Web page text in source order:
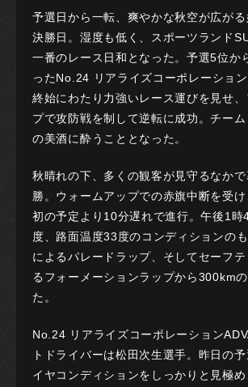
予選日から一転、爽やかな秋空が広が
決勝日。湿度も低く、スポーツランド
一番のレース日和となった。予選5位か
ったNo.24 リアライズコーポレーション
終始にわたり力強いレース運びを見せ
プで攻防戦を制して逆転に成功。チー
の美酒に酔うこととなった。
秋晴れの下、多くの観客が見守るなか
勝。ウォームアップでの赤旗中断を受
初の予定より10分遅れで進行。午後1時
度、路面温度33度のコンディションの
によるパレードラップ、そしてセーフ
るフォーメーションラップから300km
た。
No.24 リアライズコーポレーション
トドライバーは松田次生選手。昨日の
イヤコンディションをしっかりと見極